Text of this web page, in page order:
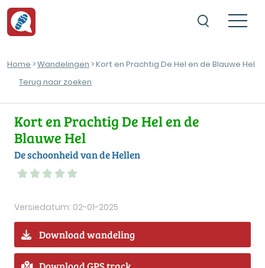
Home >Wandelingen > Kort en Prachtig De Hel en de Blauwe Hel
Terug naar zoeken
Kort en Prachtig De Hel en de
Blauwe Hel
De schoonheid van de Hellen
Versiedatum: 02-01-2025
Download wandeling